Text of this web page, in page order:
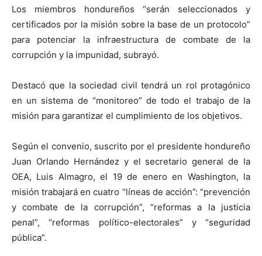
Los miembros hondureños “serán seleccionados y
certificados por la misión sobre la base de un protocolo”
para potenciar la infraestructura de combate de la
corrupción y la impunidad, subrayó.
Destacó que la sociedad civil tendrá un rol protagónico
en un sistema de “monitoreo” de todo el trabajo de la
misión para garantizar el cumplimiento de los objetivos.
Según el convenio, suscrito por el presidente hondureño
Juan Orlando Hernández y el secretario general de la
OEA, Luis Almagro, el 19 de enero en Washington, la
misión trabajará en cuatro “líneas de acción”: “prevención
y combate de la corrupción”, “reformas a la justicia
penal”, “reformas político-electorales” y “seguridad
pública”.